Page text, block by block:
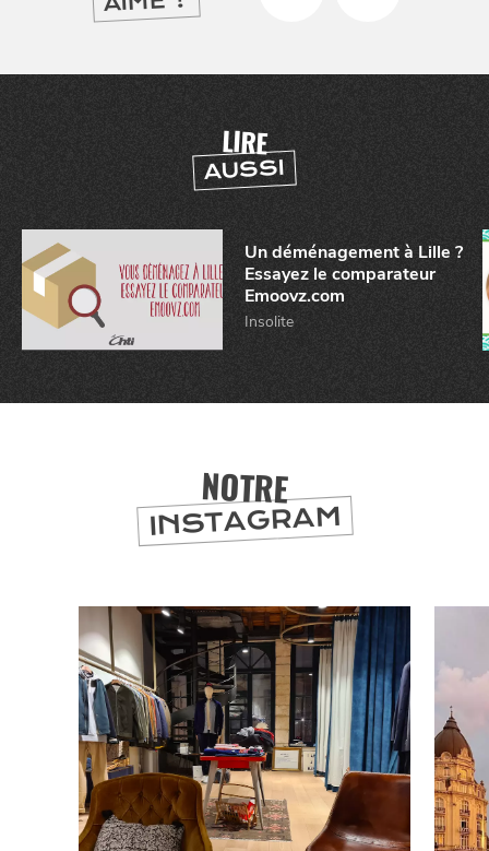
LIRE
AUSSI
Un déménagement à Lille ?
Essayez le comparateur
Emoovz.com
Insolite
NOTRE
INSTAGRAM
CANAILLE
DEPUIS 1973